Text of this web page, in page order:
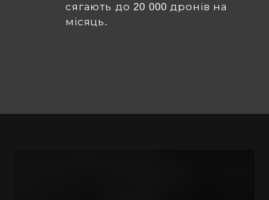
сягають до 20 000 дронів на
місяць.